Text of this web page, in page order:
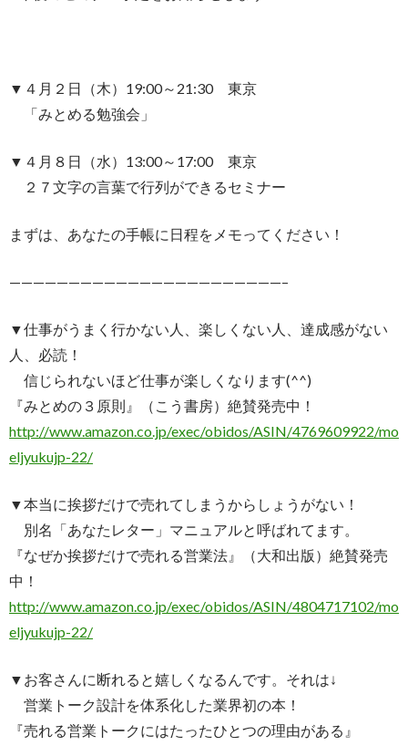
▼４月２日（木）19:00～21:30 東京
「みとめる勉強会」
▼４月８日（水）13:00～17:00 東京
２７文字の言葉で行列ができるセミナー
まずは、あなたの手帳に日程をメモってください！
———————————————————————–
▼仕事がうまく行かない人、楽しくない人、達成感がない
人、必読！
信じられないほど仕事が楽しくなります(^^)
『みとめの３原則』（こう書房）絶賛発売中！
http://www.amazon.co.jp/exec/obidos/ASIN/4769609922/mo
eljyukujp-22/
▼本当に挨拶だけで売れてしまうからしょうがない！
別名「あなたレター」マニュアルと呼ばれてます。
『なぜか挨拶だけで売れる営業法』（大和出版）絶賛発売
中！
http://www.amazon.co.jp/exec/obidos/ASIN/4804717102/mo
eljyukujp-22/
▼お客さんに断れると嬉しくなるんです。それは↓
営業トーク設計を体系化した業界初の本！
『売れる営業トークにはたったひとつの理由がある』